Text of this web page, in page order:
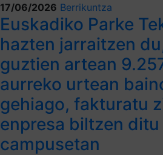
17/06/2026 Berrikuntza
Euskadiko Parke
hazten jarraitzen
guztien artean
aurreko urtean
gehiago, fakturatu
enpresa biltzen
campusetan